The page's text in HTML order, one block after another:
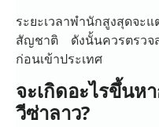
ระยะเวลาพำนักสูงสุดจะ
สัญชาติ ดังนั้นควรตรวจ
ก่อนเข้าประเทศ
จะเกิดอะไรขึ้น
วีซ่าลาว?